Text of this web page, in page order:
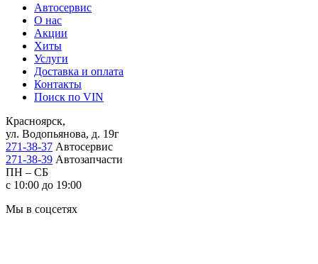
Автосервис
О нас
Акции
Хиты
Услуги
Доставка и оплата
Контакты
Поиск по VIN
Красноярск,
ул. Водопьянова, д. 19г
271-38-37 Автосервис
271-38-39 Автозапчасти
ПН – СБ
с 10:00 до 19:00
Мы в соцсетях